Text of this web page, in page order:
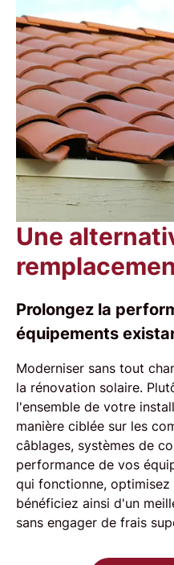
Une
Prolongez la
équipements
Moderniser sans tout
la rénovation solaire.
l'ensemble de votre
manière ciblée sur les
câblages, systèmes de
performance de vos
qui fonctionne,
bénéficiez ainsi d'un
sans engager de frais